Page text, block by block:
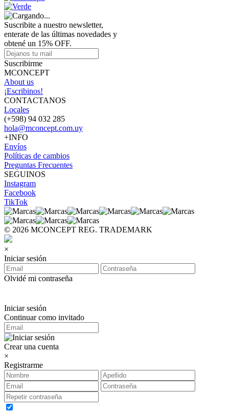
Suscribite a nuestro newsletter,
enterate de las últimas novedades y
obtené un 15% OFF.
Suscribirme
MCONCEPT
About us
¡Escribinos!
CONTACTANOS
Locales
(+598) 94 032 285
hola@mconcept.com.uy
+INFO
Envíos
Políticas de cambios
Preguntas Frecuentes
SEGUINOS
Instagram
Facebook
TikTok
© 2026 MCONCEPT REG. TRADEMARK
×
Iniciar sesión
Olvidé mi contraseña
Iniciar sesión
Continuar como invitado
Crear una cuenta
×
Registrarme